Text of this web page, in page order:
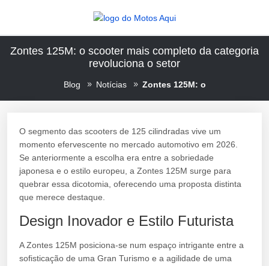
Zontes 125M: o scooter mais completo da categoria
revoluciona o setor
Blog Notícias Zontes 125M: o
O segmento das scooters de 125 cilindradas vive um
momento efervescente no mercado automotivo em 2026.
Se anteriormente a escolha era entre a sobriedade
japonesa e o estilo europeu, a Zontes 125M surge para
quebrar essa dicotomia, oferecendo uma proposta distinta
que merece destaque.
Design Inovador e Estilo Futurista
A Zontes 125M posiciona-se num espaço intrigante entre a
sofisticação de uma Gran Turismo e a agilidade de uma